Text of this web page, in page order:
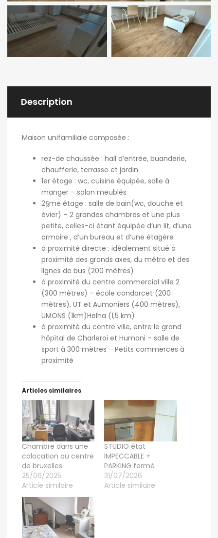
Description
Maison unifamiliale composée :
rez-de chaussée : hall d’entrée, buanderie,
chaufferie, terrasse et jardin
1er étage : wc, cuisine équipée, salle à
manger – salon meublés
2§me étage : salle de bain(wc, douche et
évier) – 2 grandes chambres et une plus
petite, celles-ci étant équipée d’un lit, d’une
armoire , d’un bureau et d’une étagère
à proximité directe : idéalement situé à
proximité des grands axes, du métro et des
lignes de bus (200 mètres)
à proximité du centre commercial ville 2
(300 mètres) – école condorcet (200
mètres), UT et Aumoniers (400 mètres),
UMONS (1km)Helha (1,5 km)
à proximité du centre ville, entre le grand
hôpital de Charleroi et Humani – salle de
sport à 300 mètres – Petits commerces à
proximité
Articles similaires
Chambre dans une
colocation au centre
de bruxelles
25/06/2025
Article similaire
STUDIO état
IMPECCABLE +
PARKING fermé
31/07/2026
Article similaire